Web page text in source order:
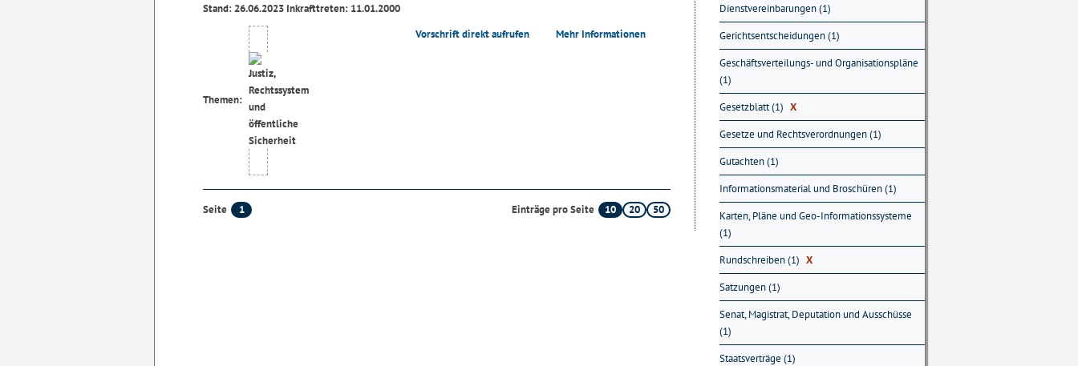
Stand: 26.06.2023 Inkrafttreten: 11.01.2000
Themen:
Vorschrift direkt aufrufen Mehr Informationen
Seite 1 Einträge pro Seite 10 20 50
Dienstvereinbarungen (1)
Gerichtsentscheidungen (1)
Geschäftsverteilungs- und Organisationspläne
(1)
Gesetzblatt (1) X
Gesetze und Rechtsverordnungen (1)
Gutachten (1)
Informationsmaterial und Broschüren (1)
Karten, Pläne und Geo-Informationssysteme
(1)
Rundschreiben (1) X
Satzungen (1)
Senat, Magistrat, Deputation und Ausschüsse
(1)
Staatsverträge (1)